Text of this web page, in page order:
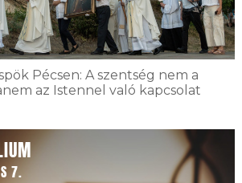
Pécsen: A szentség nem a
az Istennel való kapcsolat
7.